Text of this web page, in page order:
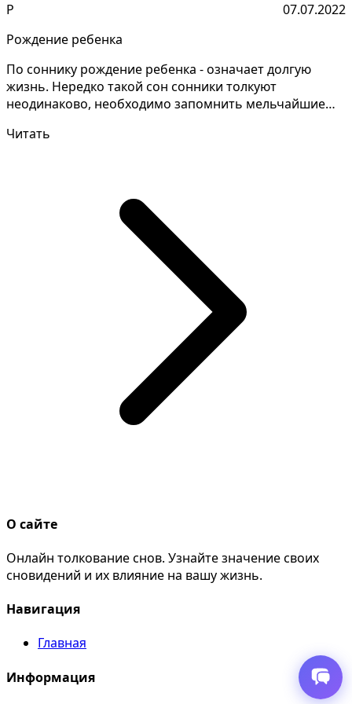
Р
07.07.2022
Рождение ребенка
По соннику рождение ребенка - означает долгую
жизнь. Нередко такой сон сонники толкуют
неодинаково, необходимо запомнить мельчайшие
Читать
О сайте
Онлайн толкование снов. Узнайте значение своих
сновидений и их влияние на вашу жизнь.
Навигация
Главная
Информация